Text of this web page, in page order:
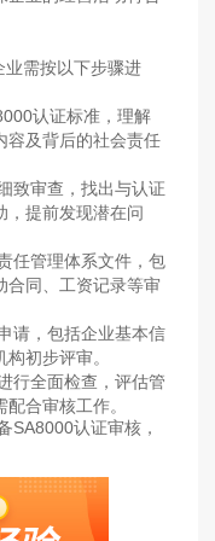
需按以下步骤进
认证标准，理解
容及背后的社会责任
审查，找出与认证
，提前发现潜在问
管理体系文件，包
合同、工资记录等审
，包括企业基本信
初步评审。‌
全面检查，评估管
合审核工作。‌
认证审核，